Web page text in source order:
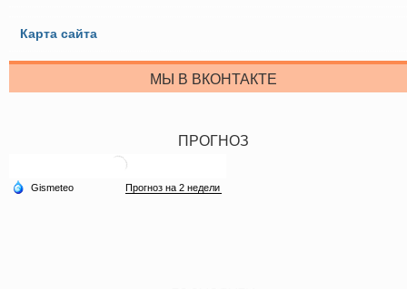
Карта сайта
МЫ В ВКОНТАКТЕ
ПРОГНОЗ